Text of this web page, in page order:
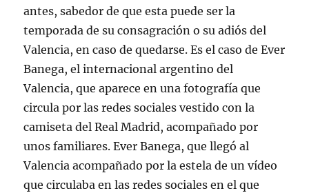
antes, sabedor de que esta puede ser la
temporada de su consagración o su adiós del
Valencia, en caso de quedarse. Es el caso de Ever
Banega, el internacional argentino del
Valencia, que aparece en una fotografía que
circula por las redes sociales vestido con la
camiseta del Real Madrid, acompañado por
unos familiares. Ever Banega, que llegó al
Valencia acompañado por la estela de un vídeo
que circulaba en las redes sociales en el que